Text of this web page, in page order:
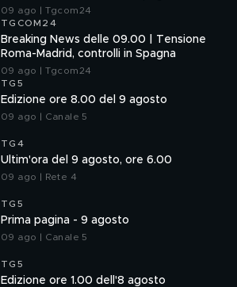
09 ago | Tgcom24
TGCOM24
Breaking News delle 09.00 | Tensione
Roma-Madrid, controlli in Spagna
09 ago | Tgcom24
TG5
Edizione ore 8.00 del 9 agosto
09 ago | Canale 5
TG4
Ultim'ora del 9 agosto, ore 6.00
09 ago | Rete 4
TG5
Prima pagina - 9 agosto
09 ago | Canale 5
TG5
Edizione ore 1.00 dell'8 agosto